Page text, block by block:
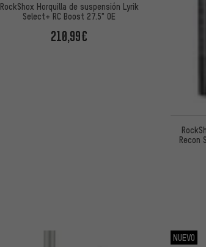
RockShox Horquilla de suspensión Lyrik
Select+ RC Boost 27.5" OE
210,99€
Recon
NUEVO